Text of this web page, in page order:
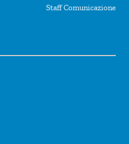
Staff Comunicazione